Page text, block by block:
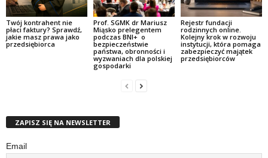
Twój kontrahent nie
płaci faktury? Sprawdź,
jakie masz prawa jako
przedsiębiorca
Prof. SGMK dr Mariusz
Miąsko prelegentem
podczas BNI+ o
bezpieczeństwie
państwa, obronności i
wyzwaniach dla polskiej
gospodarki
Rejestr fundacji
rodzinnych online.
Kolejny krok w rozwoju
instytucji, która pomaga
zabezpieczyć majątek
przedsiębiorców
ZAPISZ SIĘ NA NEWSLETTER
Email